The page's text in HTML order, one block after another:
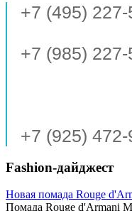
+7 (495) 227-
+7 (985) 227-
+7 (925) 472-
Fashion-дайджест
Новая помада Rouge
Помада Rouge d'Armani